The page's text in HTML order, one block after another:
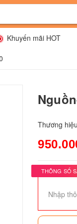
Khuyến mãi HOT
Thương
THÔNG SỐ
Nhập